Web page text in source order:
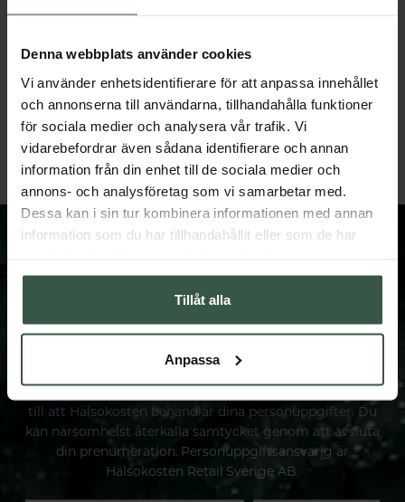
Denna webbplats använder cookies
Vi använder enhetsidentifierare för att anpassa innehållet
och annonserna till användarna, tillhandahålla funktioner
för sociala medier och analysera vår trafik. Vi
vidarebefordrar även sådana identifierare och annan
information från din enhet till de sociala medier och
annons- och analysföretag som vi samarbetar med.
Dessa kan i sin tur kombinera informationen med annan
information som du har tillhandahållit eller som de har
Tillåt alla
Anpassa
Marint Kollagen + Hyaluronsyra Ekonomipack 2x120k
Great Essentials
398 kr 498 kr
LÄGG I VARUKORGEN
Great Essentials
498 kr
LÄGG I VARUKORGEN
Prenumerera på vårt nyhetsbrev och få spännande
nyheter och erbjudanden.
När du anmäler dig till vårt nyhetsbrev samtycker du
till att Hälsokosten behandlar dina personuppgifter. Du
kan närsomhelst återkalla samtycket genom att avsluta
din prenumeration. Personuppgiftsansvarig är
Hälsokosten Retail Sverige AB.